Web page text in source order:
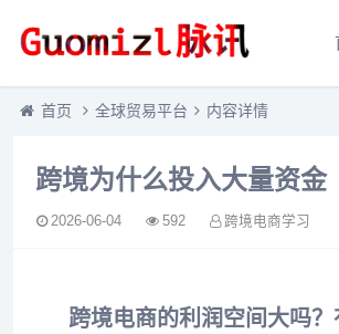
首页 全球贸易平台 内容详情
跨境为什么投入大量资金
2026-06-04 592 跨境电商学习
跨境电商的利润空间大吗